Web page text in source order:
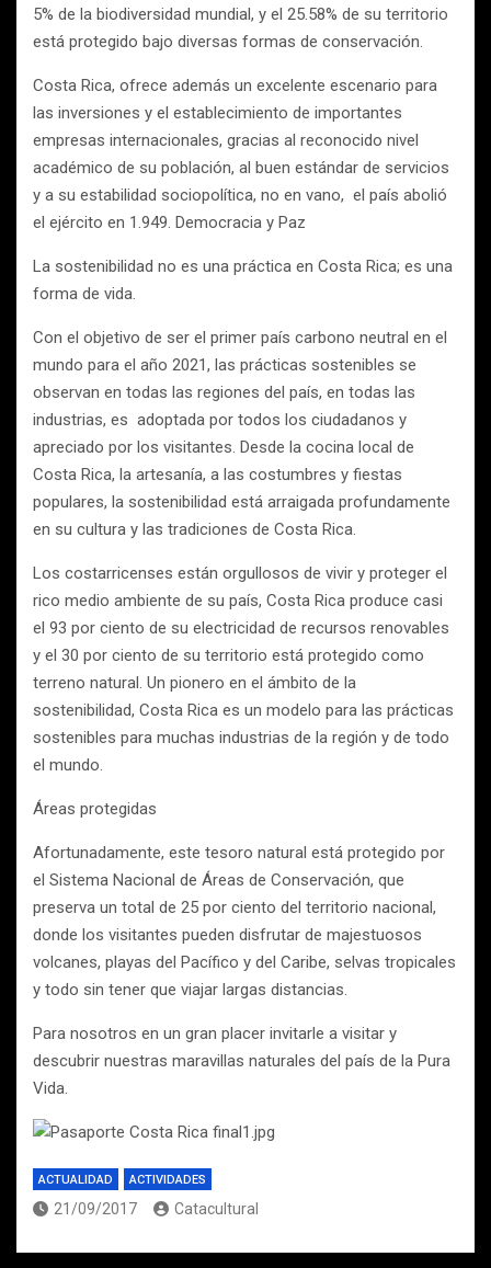
5% de la biodiversidad mundial, y el 25.58% de su territorio
está protegido bajo diversas formas de conservación.
Costa Rica, ofrece además un excelente escenario para
las inversiones y el establecimiento de importantes
empresas internacionales, gracias al reconocido nivel
académico de su población, al buen estándar de servicios
y a su estabilidad sociopolítica, no en vano, el país abolió
el ejército en 1.949. Democracia y Paz
La sostenibilidad no es una práctica en Costa Rica; es una
forma de vida.
Con el objetivo de ser el primer país carbono neutral en el
mundo para el año 2021, las prácticas sostenibles se
observan en todas las regiones del país, en todas las
industrias, es adoptada por todos los ciudadanos y
apreciado por los visitantes. Desde la cocina local de
Costa Rica, la artesanía, a las costumbres y fiestas
populares, la sostenibilidad está arraigada profundamente
en su cultura y las tradiciones de Costa Rica.
Los costarricenses están orgullosos de vivir y proteger el
rico medio ambiente de su país, Costa Rica produce casi
el 93 por ciento de su electricidad de recursos renovables
y el 30 por ciento de su territorio está protegido como
terreno natural. Un pionero en el ámbito de la
sostenibilidad, Costa Rica es un modelo para las prácticas
sostenibles para muchas industrias de la región y de todo
el mundo.
Áreas protegidas
Afortunadamente, este tesoro natural está protegido por
el Sistema Nacional de Áreas de Conservación, que
preserva un total de 25 por ciento del territorio nacional,
donde los visitantes pueden disfrutar de majestuosos
volcanes, playas del Pacífico y del Caribe, selvas tropicales
y todo sin tener que viajar largas distancias.
Para nosotros en un gran placer invitarle a visitar y
descubrir nuestras maravillas naturales del país de la Pura
Vida.
ACTUALIDAD ACTIVIDADES
21/09/2017 Catacultural